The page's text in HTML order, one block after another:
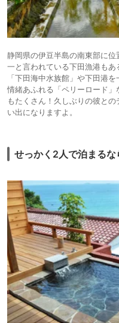
静岡県の伊豆半島の南東部に
一と言われている下田漁港も
「下田海中水族館」や下田港
情緒あふれる「ペリーロード
もたくさん！久しぶりの彼と
い出になりますよ。
せっかく2人で泊まる